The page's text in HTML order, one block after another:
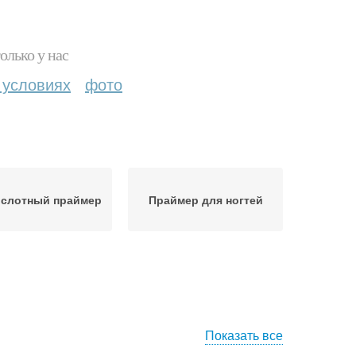
у нас
фото
праймер Праймер для ногтей
Показать все